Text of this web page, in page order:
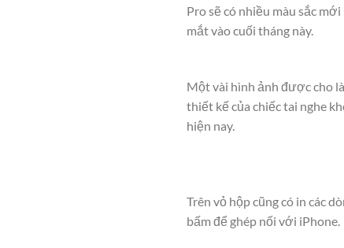
Pro sẽ có nhiều màu sắc
mắt vào cuối tháng này.
Một vài hình ảnh được cho
thiết kế của chiếc tai nghe
hiện nay.
Trên vỏ hộp cũng có in các
bấm để ghép nối với iPhone.